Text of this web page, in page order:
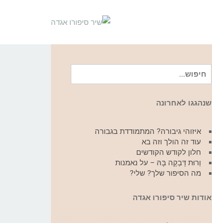
עבור:
שנהגגו לאחרונה
איזוהי גיבורה? המתמודדת בגבורה
עוד זה הולך וזה בא
חלון לקודש הקודשים
וְרוּת דָּבְקָה בָּהּ – על נאמנות
מה הסיפור שלך? שלי?
אודות שיר סיפורו אגדה